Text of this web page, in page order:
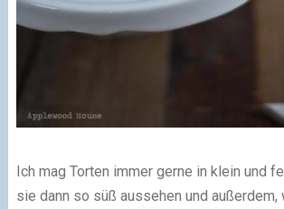
Ich mag Torten immer gerne in klein und
sie dann so süß aussehen und außerdem,